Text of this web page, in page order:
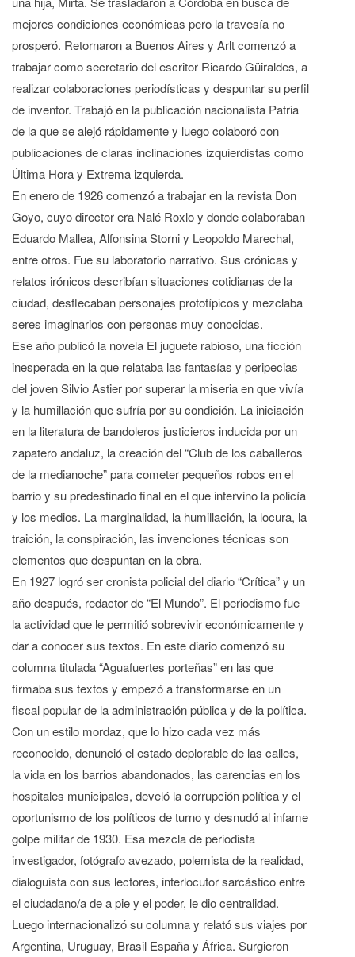
mejores condiciones económicas pero la travesía no
prosperó. Retornaron a Buenos Aires y Arlt comenzó a
trabajar como secretario del escritor Ricardo Güiraldes, a
realizar colaboraciones periodísticas y despuntar su perfil
de inventor. Trabajó en la publicación nacionalista Patria
de la que se alejó rápidamente y luego colaboró con
publicaciones de claras inclinaciones izquierdistas como
Última Hora y Extrema izquierda.
En enero de 1926 comenzó a trabajar en la revista Don
Goyo, cuyo director era Nalé Roxlo y donde colaboraban
Eduardo Mallea, Alfonsina Storni y Leopoldo Marechal,
entre otros. Fue su laboratorio narrativo. Sus crónicas y
relatos irónicos describían situaciones cotidianas de la
ciudad, desflecaban personajes prototípicos y mezclaba
seres imaginarios con personas muy conocidas.
Ese año publicó la novela El juguete rabioso, una ficción
inesperada en la que relataba las fantasías y peripecias
del joven Silvio Astier por superar la miseria en que vivía
y la humillación que sufría por su condición. La iniciación
en la literatura de bandoleros justicieros inducida por un
zapatero andaluz, la creación del “Club de los caballeros
de la medianoche” para cometer pequeños robos en el
barrio y su predestinado final en el que intervino la policía
y los medios. La marginalidad, la humillación, la locura, la
traición, la conspiración, las invenciones técnicas son
elementos que despuntan en la obra.
En 1927 logró ser cronista policial del diario “Crítica” y un
año después, redactor de “El Mundo”. El periodismo fue
la actividad que le permitió sobrevivir económicamente y
dar a conocer sus textos. En este diario comenzó su
columna titulada “Aguafuertes porteñas” en las que
firmaba sus textos y empezó a transformarse en un
fiscal popular de la administración pública y de la política.
Con un estilo mordaz, que lo hizo cada vez más
reconocido, denunció el estado deplorable de las calles,
la vida en los barrios abandonados, las carencias en los
hospitales municipales, develó la corrupción política y el
oportunismo de los políticos de turno y desnudó al infame
golpe militar de 1930. Esa mezcla de periodista
investigador, fotógrafo avezado, polemista de la realidad,
dialoguista con sus lectores, interlocutor sarcástico entre
el ciudadano/a de a pie y el poder, le dio centralidad.
Luego internacionalizó su columna y relató sus viajes por
Argentina, Uruguay, Brasil España y África. Surgieron